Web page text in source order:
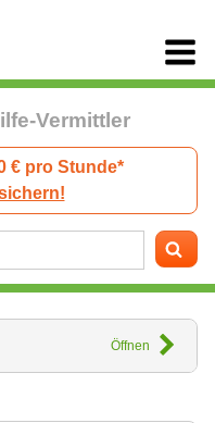
Vermittler
€ pro Stunde*
Öffnen